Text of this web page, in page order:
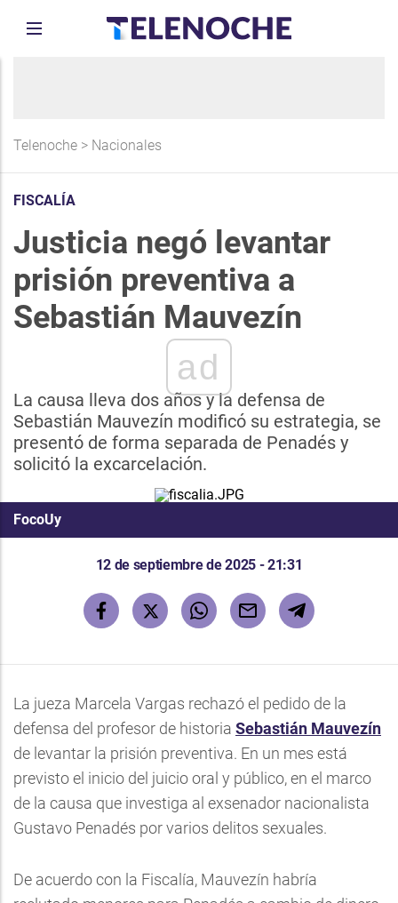
Telenoche > Nacionales
FISCALÍA
Justicia negó levantar
prisión preventiva a
Sebastián Mauvezín
ad
La causa lleva dos años y la defensa de
Sebastián Mauvezín modificó su estrategia, se
presentó de forma separada de Penadés y
solicitó la excarcelación.
FocoUy
12 de septiembre de 2025 - 21:31
La jueza Marcela Vargas rechazó el pedido de la
defensa del profesor de historia Sebastián Mauvezín
de levantar la prisión preventiva. En un mes está
previsto el inicio del juicio oral y público, en el marco
de la causa que investiga al exsenador nacionalista
Gustavo Penadés por varios delitos sexuales.
De acuerdo con la Fiscalía, Mauvezín habría